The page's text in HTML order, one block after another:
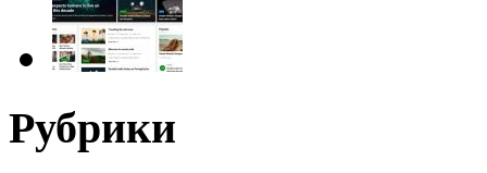
Рубрики